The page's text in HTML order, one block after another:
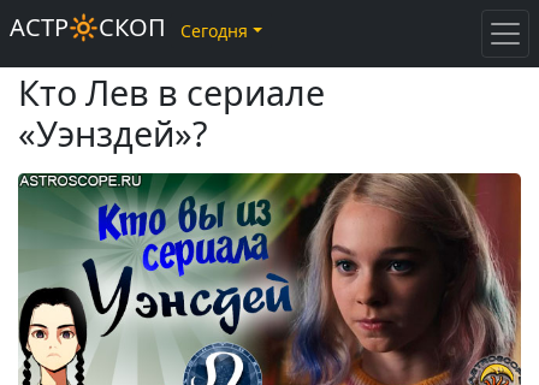
Кто Лев в сериале
«Уэнздей»?
АСТР🔆СКОП Сегодня